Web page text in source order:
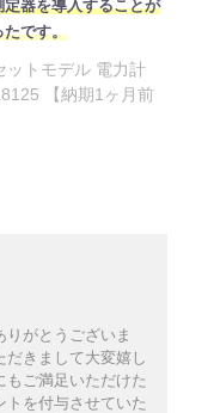
器を導入することが
たです。
ットモデル 電力計
【納期1ヶ月前
りがとうございま
きまして大変嬉し
もご満足いただけた
トを付与させていた